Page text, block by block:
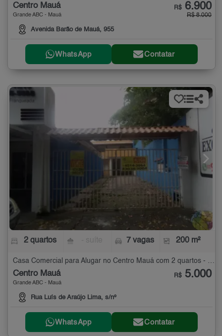
Centro Mauá
Grande ABC - Mauá
Avenida Barão de Mauá, 955
R$ 6.900
R$ 8.000
WhatsApp Contatar
2 quartos 7 vagas 200 m²
Casa Comercial para Alugar no Centro Mauá com 2 quartos - 200 m²
Centro Mauá
Grande ABC - Mauá
Rua Luís de Araújo Lima, s/nº
R$ 5.000
WhatsApp Contatar